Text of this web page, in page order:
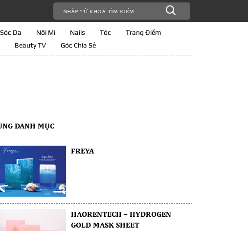
Da Nối Mi Nails Tóc
Trang Điểm
Beauty TV Góc Chia Sẻ
DANH MỤC
FREYA
HAORENTECH – HYDROGEN
GOLD MASK SHEET